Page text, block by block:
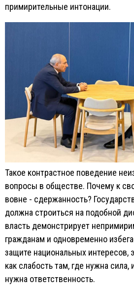
примирительные интонации.
Такое контрастное поведение
вопросы в обществе. Почему к
вовне - сдержанность?
должна строиться на подобной
власть демонстрирует
гражданам и одновременно
защите национальных интересов,
как слабость там, где нужна сила,
нужна ответственность.